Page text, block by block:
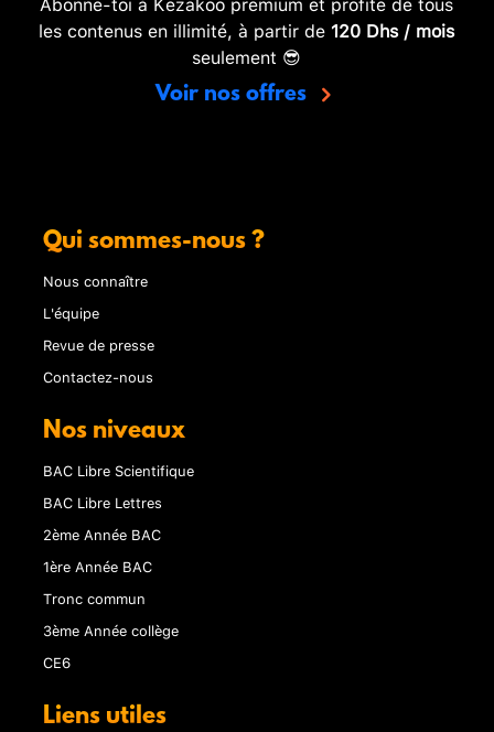
les contenus en illimité, à partir de 120 Dhs / mois
seulement 😎
Voir nos offres
Qui sommes-nous ?
Nous connaître
L'équipe
Revue de presse
Contactez-nous
Nos niveaux
BAC Libre Scientifique
BAC Libre Lettres
2ème Année BAC
1ère Année BAC
Tronc commun
3ème Année collège
CE6
Liens utiles